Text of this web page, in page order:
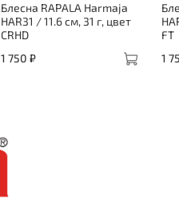
Блесна RAPALA Harmaja
HAR31 / 11.6 см, 31 г, цвет
CRHD
1 750 ₽
FT
1